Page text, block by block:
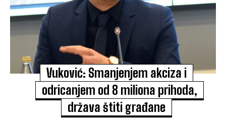
Vuković: Smanjenjem akciza i
odricanjem od 8 miliona prihoda,
država štiti građane